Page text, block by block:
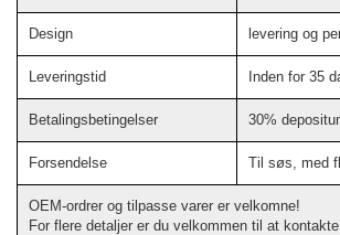
Design levering og
Leveringstid Inden for 35
Betalingsbetingelser 30%
Forsendelse Til søs, med
OEM-ordrer og tilpasse varer er velkomne!
For flere detaljer er du velkommen til at